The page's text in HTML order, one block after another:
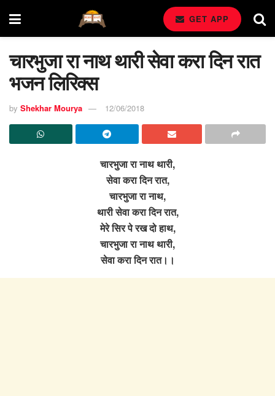
GET APP
चारभुजा रा नाथ थारी सेवा करा दिन रात
भजन लिरिक्स
by Shekhar Mourya 12/06/2018
चारभुजा रा नाथ थारी,
सेवा करा दिन रात,
चारभुजा रा नाथ,
थारी सेवा करा दिन रात,
मेरे सिर पे रख दो हाथ,
चारभुजा रा नाथ थारी,
सेवा करा दिन रात।।